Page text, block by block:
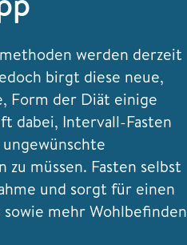
werden derzeit
birgt diese neue,
Form der Diät einige
dabei, Intervall-Fasten
müssen. Fasten selbst
und sorgt für einen
mehr Wohlbefinden